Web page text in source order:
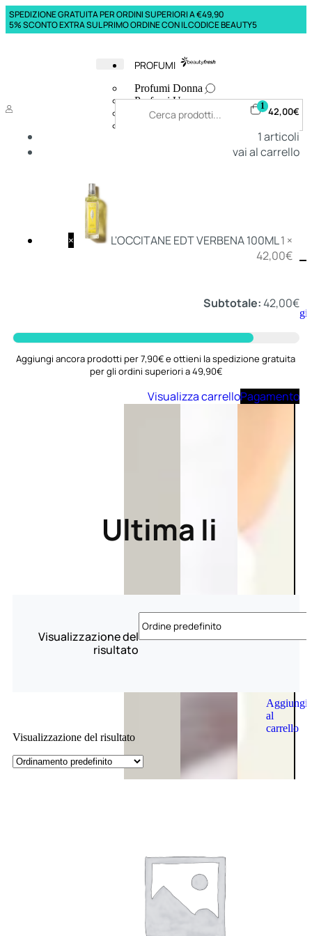
SPEDIZIONE GRATUITA PER ORDINI SUPERIORI A €49,90
5% SCONTO EXTRA SUL PRIMO ORDINE CON IL CODICE BEAUTY5
PROFUMI
Profumi Donna
Profumi Uomo
Deodoranti Donna
Deo
Aggiungi
Aggiungi
al
carrello
1 42,00€
1articoli
vai al carrello
× L'OCCITANE EDT VERBENA 100ML1 ×
42,00€
Subtotale:42,00€
Aggiungi ancora prodotti per 7,90€ e ottieni la spedizione gratuita
per gli ordini superiori a 49,90€
Visualizza carrelloPagamento
Ultima Ii
Visualizzazione del
risultato
Visualizzazione del risultato